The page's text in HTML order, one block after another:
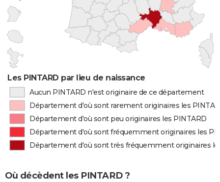
Les PINTARD par lieu de naissance
Aucun PINTARD n'est originaire de ce département
Département d'où sont rarement originaires les
Département d'où sont peu originaires les PINTARD
Département d'où sont fréquemment originaires les
Département d'où sont très fréquemment originaires
Où décèdent les PINTARD ?